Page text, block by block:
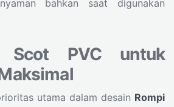
bahkan saat digunakan
Scot PVC untuk
utama dalam desain Rompi